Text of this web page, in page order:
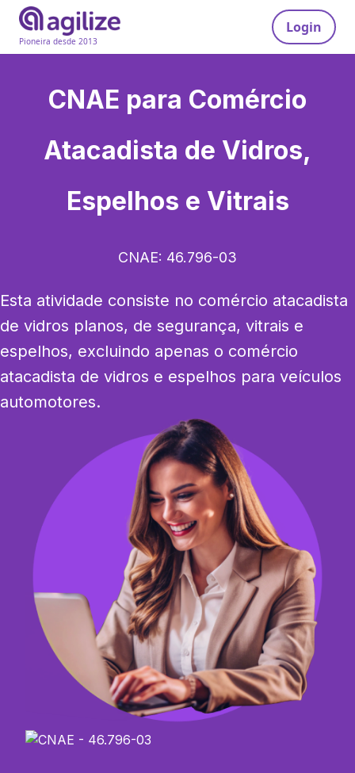
Pioneira desde 2013
Login
CNAE para Comércio
Atacadista de Vidros,
Espelhos e Vitrais
CNAE: 46.796-03
Esta atividade consiste no comércio atacadista
de vidros planos, de segurança, vitrais e
espelhos, excluindo apenas o comércio
atacadista de vidros e espelhos para veículos
automotores.